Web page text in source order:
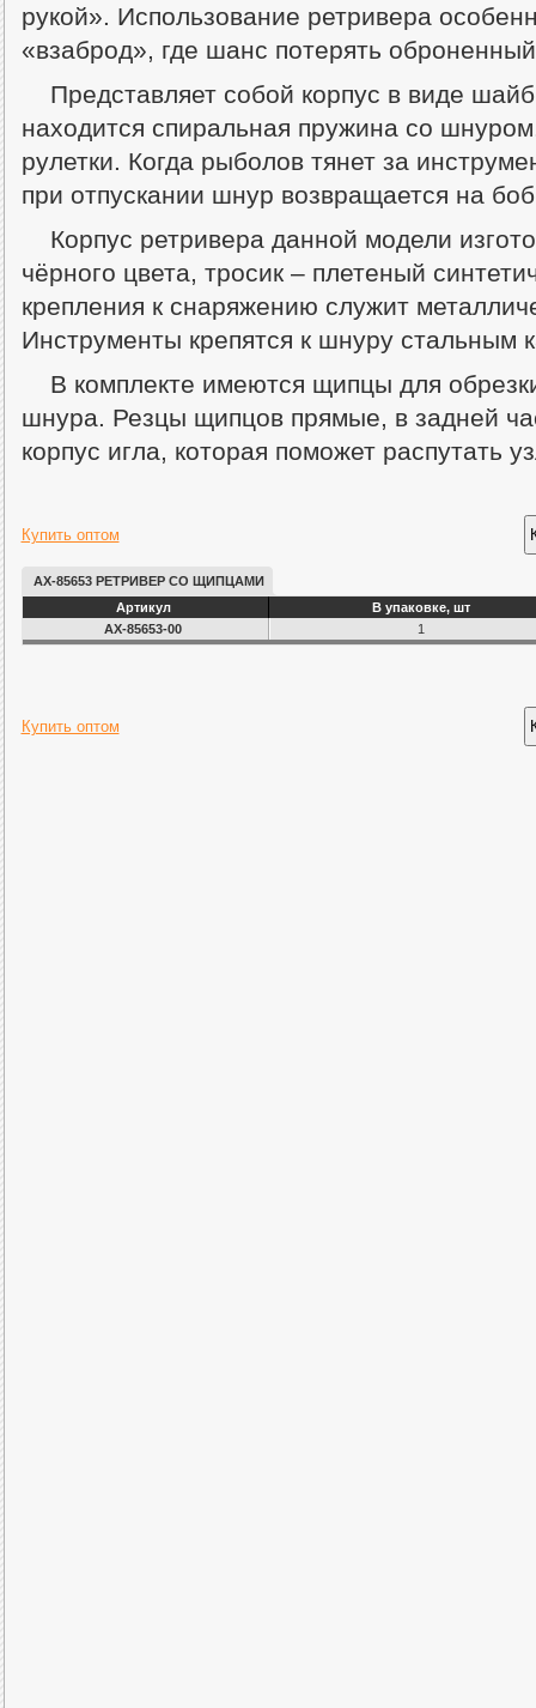
рукой». Использование ретривера
«взаброд», где шанс потерять
Представляет собой корпус в виде
находится спиральная пружина со
рулетки. Когда рыболов тянет за
при отпускании шнур возвращается на
Корпус ретривера данной модели
чёрного цвета, тросик – плетеный
крепления к снаряжению служит
Инструменты крепятся к шнуру стальным
В комплекте имеются щипцы для
шнура. Резцы щипцов прямые, в задней
корпус игла, которая поможет распутать
Купить оптом
AX-85653 РЕТРИВЕР СО ЩИПЦАМИ
Артикул
В упаковке, шт
AX-85653-00
1
Купить оптом